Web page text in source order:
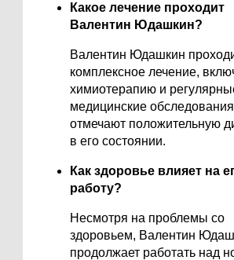
Какое лечение проходит
Валентин Юдашкин?
Валентин Юдашкин
комплексное лечение,
химиотерапию и
медицинские
отмечают положительную
в его состоянии.
Как здоровье влияет на
работу?
Несмотря на проблемы со
здоровьем, Валентин
продолжает работать над